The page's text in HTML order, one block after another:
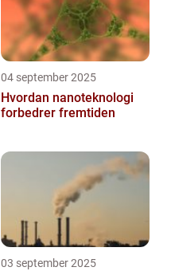
04 september 2025
Hvordan nanoteknologi
forbedrer fremtiden
03 september 2025